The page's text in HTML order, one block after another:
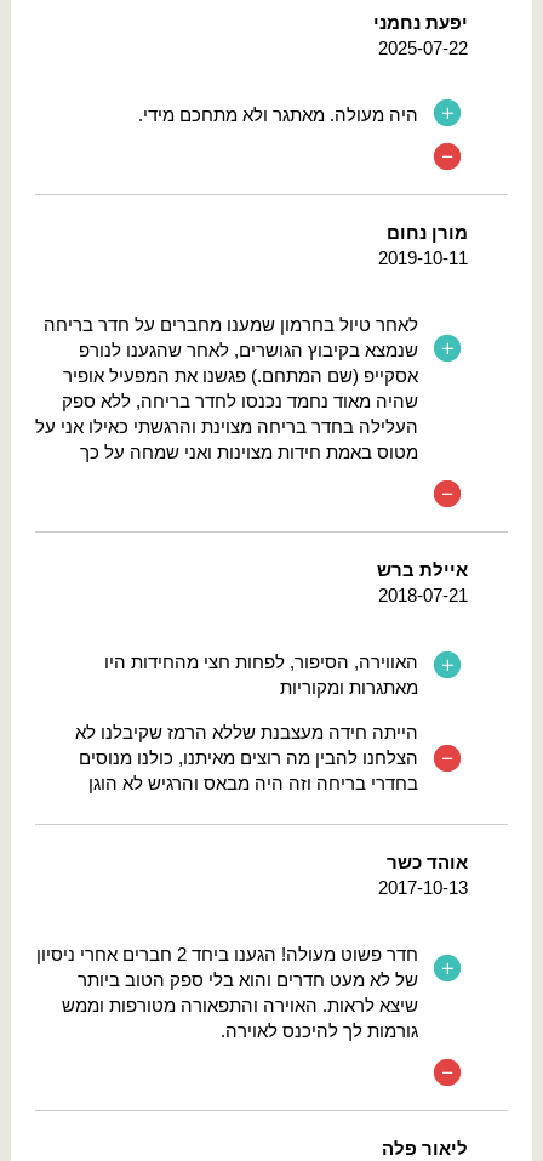
יפעת נחמני
2025-07-22
היה מעולה. מאתגר ולא מתחכם מידי.
מורן נחום
2019-10-11
לאחר טיול בחרמון שמענו מחברים על חדר בריחה
שנמצא בקיבוץ הגושרים, לאחר שהגענו לנורפ
אסקייפ (שם המתחם.) פגשנו את המפעיל אופיר
שהיה מאוד נחמד נכנסו לחדר בריחה, ללא ספק
העלילה בחדר בריחה מצוינת והרגשתי כאילו אני על
מטוס באמת חידות מצוינות ואני שמחה על כך
איילת ברש
2018-07-21
האווירה, הסיפור, לפחות חצי מהחידות היו
מאתגרות ומקוריות
הייתה חידה מעצבנת שללא הרמז שקיבלנו לא
הצלחנו להבין מה רוצים מאיתנו, כולנו מנוסים
בחדרי בריחה וזה היה מבאס והרגיש לא הוגן
אוהד כשר
2017-10-13
חדר פשוט מעולה! הגענו ביחד 2 חברים אחרי ניסיון
של לא מעט חדרים והוא בלי ספק הטוב ביותר
שיצא לראות. האוירה והתפאורה מטורפות וממש
גורמות לך להיכנס לאוירה.
ליאור פלה